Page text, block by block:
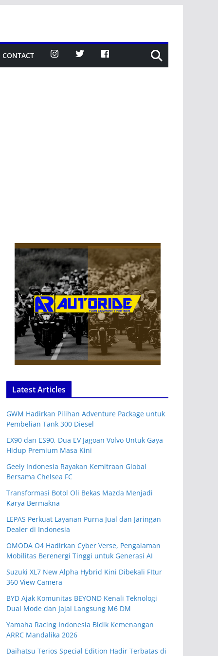
CONTACT
Latest Articles
GWM Hadirkan Pilihan Adventure Package untuk
Pembelian Tank 300 Diesel
EX90 dan ES90, Dua EV Jagoan Volvo Untuk Gaya
Hidup Premium Masa Kini
Geely Indonesia Rayakan Kemitraan Global
Bersama Chelsea FC
Transformasi Botol Oli Bekas Mazda Menjadi
Karya Bermakna
LEPAS Perkuat Layanan Purna Jual dan Jaringan
Dealer di Indonesia
OMODA O4 Hadirkan Cyber Verse, Pengalaman
Mobilitas Berenergi Tinggi untuk Generasi AI
Suzuki XL7 New Alpha Hybrid Kini Dibekali FItur
360 View Camera
BYD Ajak Komunitas BEYOND Kenali Teknologi
Dual Mode dan Jajal Langsung M6 DM
Yamaha Racing Indonesia Bidik Kemenangan
ARRC Mandalika 2026
Daihatsu Terios Special Edition Hadir Terbatas di